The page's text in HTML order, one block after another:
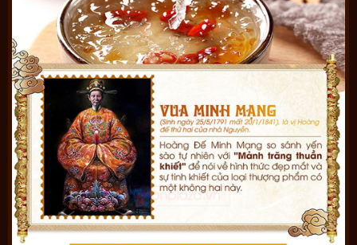
giải thưởng lớn của nhà nước như Hàng Việt Nam chất lượng
cao, thương hiệu vàng, Huân chương lao động, Giấy chứng nhận
vệ sinh an toàn thực phẩm….
Công ty yến sào Khánh Hòa được rất nhiều giải thưởng
thương hiệu Việt